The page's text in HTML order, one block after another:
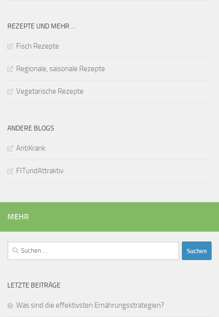
REZEPTE UND MEHR ...
Fisch Rezepte
Regionale, saisonale Rezepte
Vegetarische Rezepte
ANDERE BLOGS
AntiKrank
FITundAttraktiv
MEHR
Suchen
nach:
LETZTE BEITRÄGE
Was sind die effektivsten Ernährungsstrategien?